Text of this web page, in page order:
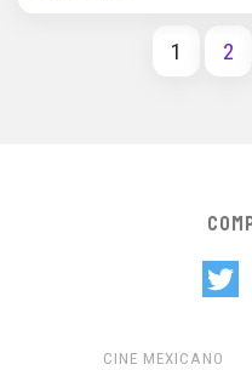
1 2
CINE MEXICANO